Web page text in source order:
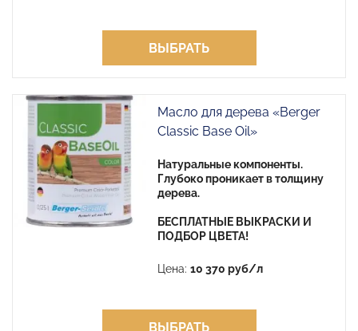
ВЫБРАТЬ
Масло для дерева «Berger
Classic Base Oil»
Натуральные компоненты.
Глубоко проникает в толщину
дерева.
БЕСПЛАТНЫЕ ВЫКРАСКИ И
ПОДБОР ЦВЕТА!
Цена:10 370 руб/л
ВЫБРАТЬ